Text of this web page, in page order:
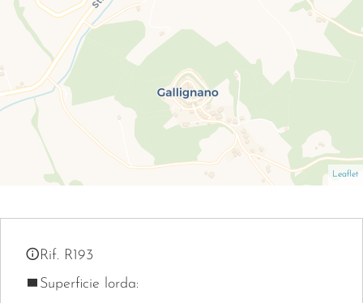
Leaflet
Rif. R193
Superficie lorda: